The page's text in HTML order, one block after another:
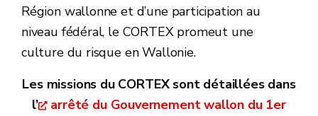
Région wallonne et d’une participation au
niveau fédéral, le CORTEX promeut une
culture du risque en Wallonie.
Les missions du CORTEX sont détaillées dans
l’
arrêté du Gouvernement wallon du 1er